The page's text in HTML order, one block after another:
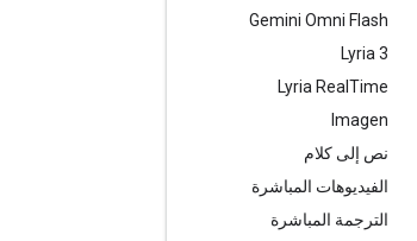
Gemini Omni Flash
‫Lyria 3
Lyria Real Time
Imagen
نص إلى كلام
الفيديوهات المباشرة
الترجمة المباشرة